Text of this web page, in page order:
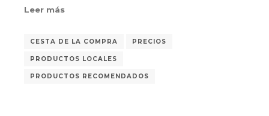
Leer más
CESTA DE LA COMPRA PRECIOS
PRODUCTOS LOCALES
PRODUCTOS RECOMENDADOS